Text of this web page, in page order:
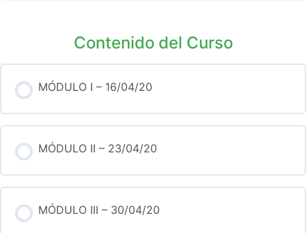
Contenido del Curso
MÓDULO I – 16/04/20
MÓDULO II – 23/04/20
MÓDULO III – 30/04/20